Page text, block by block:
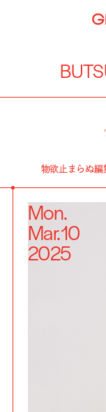
物欲止まらぬ編
Mon.
Mar.10
2025